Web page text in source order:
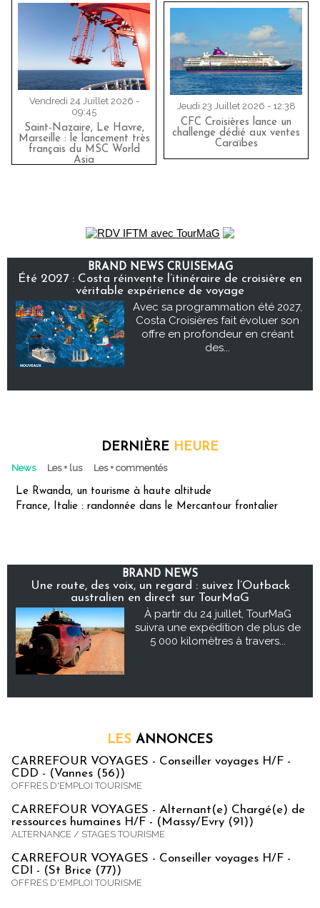
Vendredi 24 Juillet 2026 -
09:45
Saint-Nazaire, Le Havre,
Marseille : le lancement très
français du MSC World
Asia
Jeudi 23 Juillet 2026 - 12:38
CFC Croisières lance un
challenge dédié aux ventes
Caraïbes
BRAND NEWS CRUISEMAG
Été 2027 : Costa réinvente l’itinéraire de croisière en
véritable expérience de voyage
Avec sa programmation été 2027,
Costa Croisières fait évoluer son
offre en profondeur en créant
des...
DERNIÈRE HEURE
News Les + lus Les + commentés
Le Rwanda, un tourisme à haute altitude
France, Italie : randonnée dans le Mercantour frontalier
BRAND NEWS
Une route, des voix, un regard : suivez l’Outback
australien en direct sur TourMaG
À partir du 24 juillet, TourMaG
suivra une expédition de plus de
5 000 kilomètres à travers...
LES ANNONCES
CARREFOUR VOYAGES - Conseiller voyages H/F -
CDD - (Vannes (56))
OFFRES D'EMPLOI TOURISME
CARREFOUR VOYAGES - Alternant(e) Chargé(e) de
ressources humaines H/F - (Massy/Evry (91))
ALTERNANCE / STAGES TOURISME
CARREFOUR VOYAGES - Conseiller voyages H/F -
CDI - (St Brice (77))
OFFRES D'EMPLOI TOURISME